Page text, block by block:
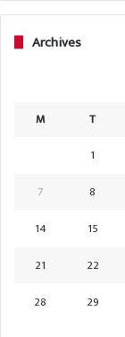
Archives
M T
1
7
8
14
15
21
22
28
29